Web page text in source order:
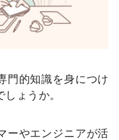
門的知識を身につけ
ょうか。
ーやエンジニアが活